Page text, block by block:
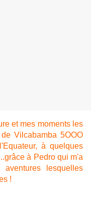
et mes moments les
Vilcabamba 5OOO
à quelques
à Pedro qui m'a
lesquelles
!